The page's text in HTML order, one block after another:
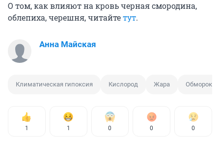
О том, как влияют на кровь черная смородина,
облепиха, черешня, читайтетут.
Анна Майская
Климатическая гипоксия Кислород Жара Обморок
1 1 0 0 0